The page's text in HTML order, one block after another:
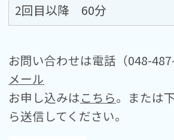
2回目以降 60分
お問い合わせは電話（048-
メール
お申し込みはこちら。または
ら送信してください。